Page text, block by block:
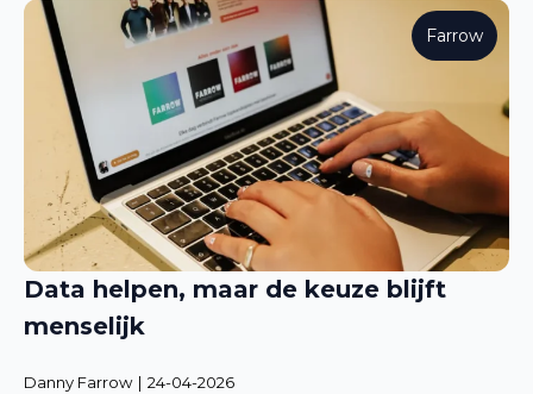
Data helpen, maar de keuze blijft
menselijk
Danny Farrow 24-04-2026
Farrow